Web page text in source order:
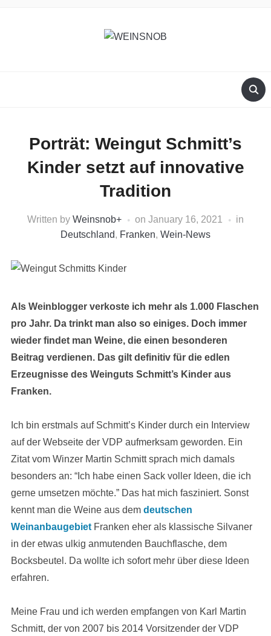
Porträt: Weingut Schmitt’s
Kinder setzt auf innovative
Tradition
Written by Weinsnob+ on January 16, 2021
in
Deutschland, Franken, Wein-News
Als Weinblogger verkoste ich mehr als 1.000 Flaschen
pro Jahr. Da trinkt man also so einiges. Doch immer
wieder findet man Weine, die einen besonderen
Beitrag verdienen. Das gilt definitiv für die edlen
Erzeugnisse des Weinguts Schmitt’s Kinder aus
Franken.
Ich bin erstmals auf Schmitt’s Kinder durch ein Interview
auf der Webseite der VDP aufmerksam geworden. Ein
Zitat vom Winzer Martin Schmitt sprach mich damals
besonders an: “Ich habe einen Sack voller Ideen, die ich
gerne umsetzen möchte.” Das hat mich fasziniert. Sonst
kennt man die Weine aus dem deutschen
WeinanbaugebietFranken eher als klassische Silvaner
in der etwas ulkig anmutenden Bauchflasche, dem
Bocksbeutel. Da wollte ich sofort mehr über diese Ideen
erfahren.
Meine Frau und ich werden empfangen von Karl Martin
Schmitt, der von 2007 bis 2014 Vorsitzender der VDP